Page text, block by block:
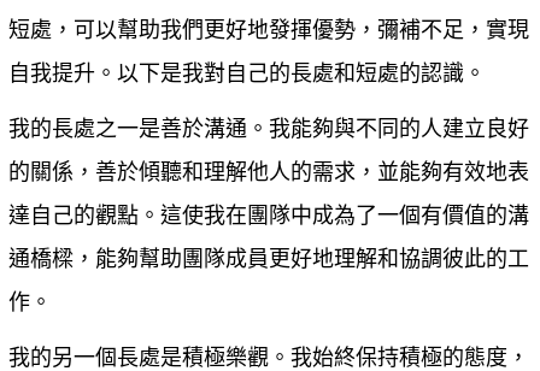
短處，可以幫助我們更好地發揮優勢，彌補不足，實現
自我提升。以下是我對自己的長處和短處的認識。
我的長處之一是善於溝通。我能夠與不同的人建立良好
的關係，善於傾聽和理解他人的需求，並能夠有效地表
達自己的觀點。這使我在團隊中成為了一個有價值的溝
通橋樑，能夠幫助團隊成員更好地理解和協調彼此的工
作。
我的另一個長處是積極樂觀。我始終保持積極的態度，